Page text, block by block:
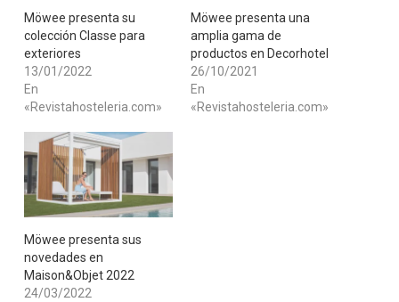
Möwee presenta su
colección Classe para
exteriores
13/01/2022
En
«Revistahosteleria.com»
Möwee presenta una
amplia gama de
productos en Decorhotel
26/10/2021
En
«Revistahosteleria.com»
Möwee presenta sus
novedades en
Maison&Objet 2022
24/03/2022